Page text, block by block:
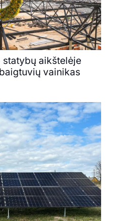
aikštelėje
vainikas